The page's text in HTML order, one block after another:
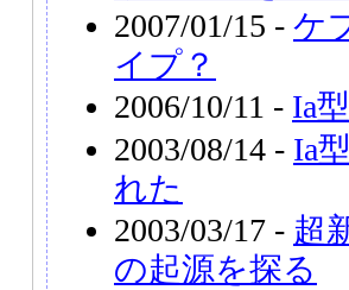
2007/01/15 - ケ
イプ？
2006/10/11 - Ia
2003/08/14 - Ia
れた
2003/03/17 - 超
の起源を探る